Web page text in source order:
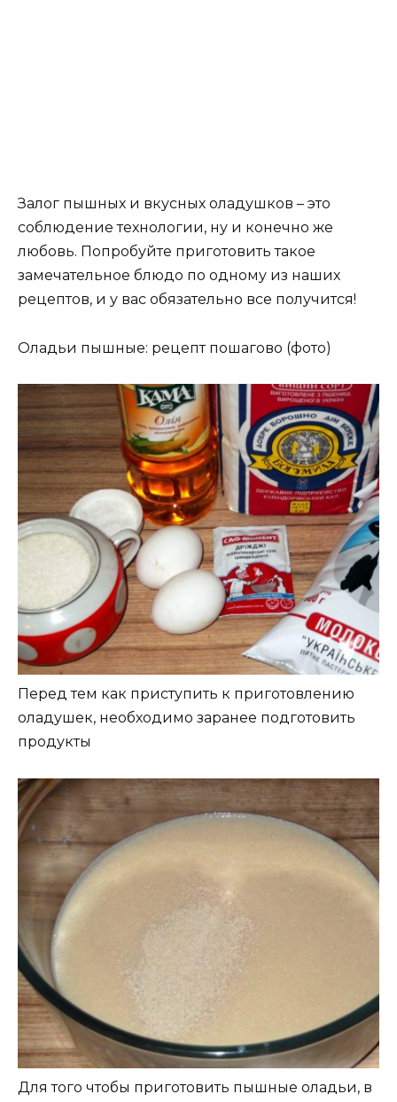
Залог пышных и вкусных оладушков – это
соблюдение технологии, ну и конечно же
любовь. Попробуйте приготовить такое
замечательное блюдо по одному из наших
рецептов, и у вас обязательно все получится!
Оладьи пышные: рецепт пошагово (фото)
Перед тем как приступить к приготовлению
оладушек, необходимо заранее подготовить
продукты
Для того чтобы приготовить пышные оладьи, в